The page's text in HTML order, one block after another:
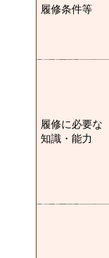
履修条件等
履修に必要な
知識・能力